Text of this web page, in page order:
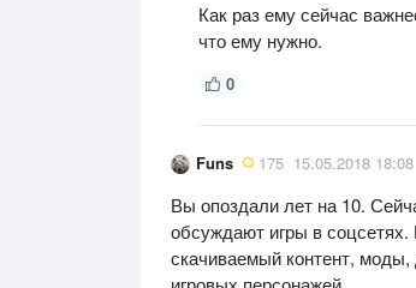
Как раз ему сейчас
что ему нужно.
0
Funs 175 15.05.2018 18:08
Вы опоздали лет на 10.
обсуждают игры в соцсетях.
скачиваемый контент,